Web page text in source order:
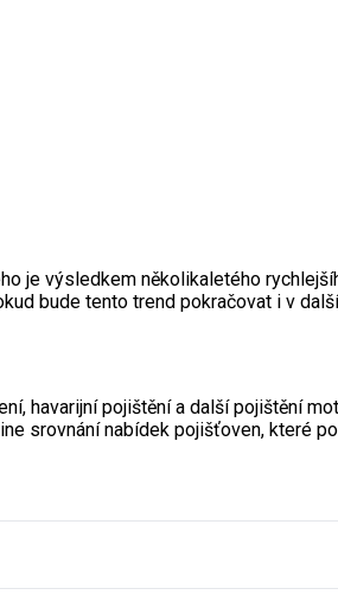
je výsledkem několikaletého
bude tento trend pokračovat i v
havarijní pojištění a další pojištění
srovnání nabídek pojišťoven, které